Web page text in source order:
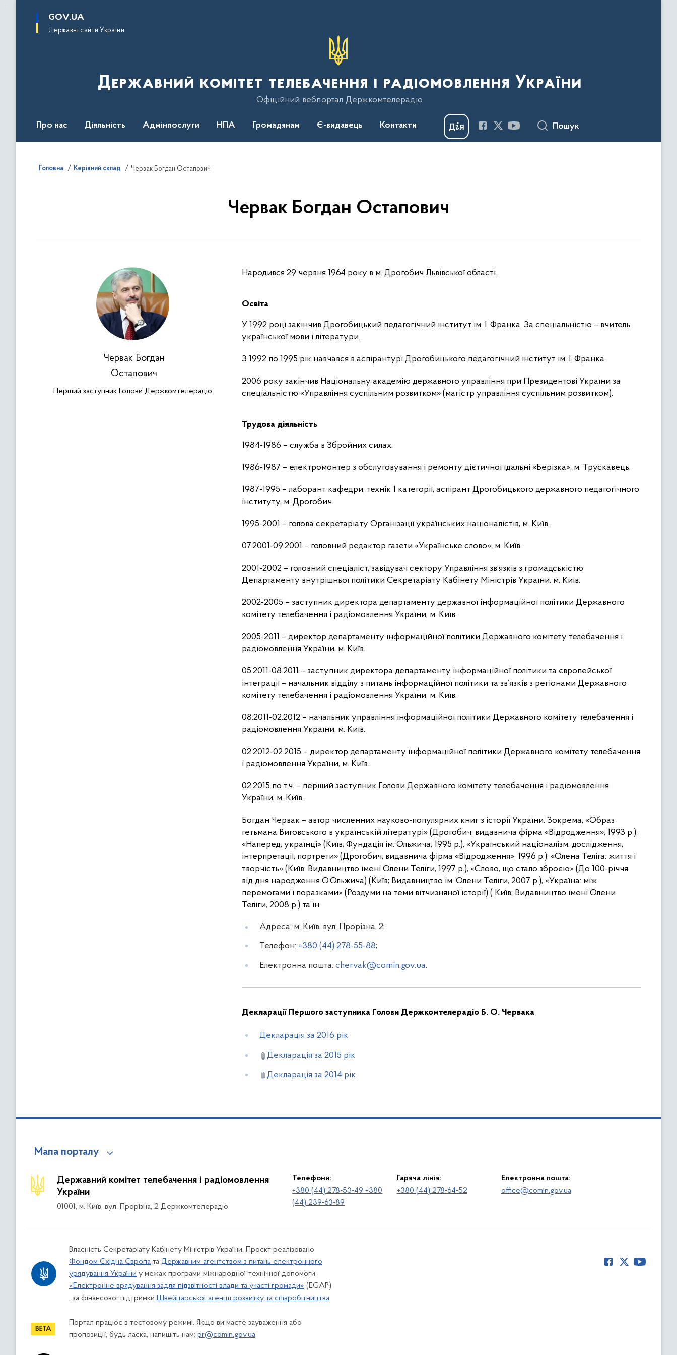
основного
GOV.UA
Державні сайти України
Державний комітет телебачення і радіомовлення України
Офіційний вебпортал Держкомтелерадіо
Про нас Діяльність Адмінпослуги НПА Громадянам Є-видавець Контакти Пошук
Головна Керівний склад Червак Богдан Остапович
Червак Богдан Остапович
Червак Богдан
Остапович
Перший заступник Голови Держкомтелерадіо
Народився 29 червня 1964 року в м. Дрогобич Львівської області.
Освіта
У 1992 році закінчив Дрогобицький педагогічний інститут ім. І. Франка. За спеціальністю – вчитель
української мови і літератури.
З 1992 по 1995 рік навчався в аспірантурі Дрогобицького педагогічний інститут ім. І. Франка.
2006 року закінчив Національну академію державного управління при Президентові України за
спеціальністю «Управління суспільним розвитком» (магістр управління суспільним розвитком).
Трудова діяльність
1984-1986 – служба в Збройних силах.
1986-1987 – електромонтер з обслуговування і ремонту дієтичної їдальні «Берізка», м. Трускавець.
1987-1995 – лаборант кафедри, технік 1 категорії, аспірант Дрогобицького державного педагогічного
інституту, м. Дрогобич.
1995-2001 – голова секретаріату Організації українських націоналістів, м. Київ.
07.2001-09.2001 – головний редактор газети «Українське слово», м. Київ.
2001-2002 – головний спеціаліст, завідувач сектору Управління зв’язків з громадськістю
Департаменту внутрішньої політики Секретаріату Кабінету Міністрів України, м. Київ.
2002-2005 – заступник директора департаменту державної інформаційної політики Державного
комітету телебачення і радіомовлення України, м. Київ.
2005-2011 – директор департаменту інформаційної політики Державного комітету телебачення і
радіомовлення України, м. Київ.
05.2011-08.2011 – заступник директора департаменту інформаційної політики та європейської
інтеграції – начальник відділу з питань інформаційної політики та зв’язків з регіонами Державного
комітету телебачення і радіомовлення України, м. Київ.
08.2011-02.2012 – начальник управління інформаційної політики Державного комітету телебачення і
радіомовлення України, м. Київ.
02.2012-02.2015 – директор департаменту інформаційної політики Державного комітету телебачення
і радіомовлення України, м. Київ.
02.2015 по т.ч. – перший заступник Голови Державного комітету телебачення і радіомовлення
України, м. Київ.
Богдан Червак – автор численних науково-популярних книг з історії України. Зокрема, «Образ
гетьмана Виговського в українській літературі» (Дрогобич, видавнича фірма «Відродження», 1993 р.),
«Наперед, українці» (Київ; Фундація ім. Ольжича, 1995 р.), «Український націоналізм: дослідження,
інтерпретації, портрети» (Дрогобич, видавнича фірма «Відродження», 1996 р.), «Олена Теліга: життя і
творчість» (Київ: Видавництво імені Олени Теліги, 1997 р.), «Слово, що стало зброєю» (До 100-річчя
від дня народження О.Ольжича) (Київ; Видавництво ім. Олени Теліги, 2007 р.), «Україна: між
перемогами і поразками» (Роздуми на теми вітчизняної історії) ( Київ; Видавництво імені Олени
Теліги, 2008 р.) та ін.
Адреса: м. Київ, вул. Прорізна, 2;
Телефон: +380 (44) 278-55-88;
Електронна пошта: chervak@comin.gov.ua.
Декларації Першого заступника Голови Держкомтелерадіо Б. О. Червака
Декларація за 2016 рік
Декларація за 2015 рік
Декларація за 2014 рік
Мапа порталу
Державний комітет телебачення і радіомовлення
України
01001, м. Київ, вул. Прорізна, 2 Держкомтелерадіо
Телефони:
+380 (44) 278-53-49 +380
(44) 239-63-89
Гаряча лінія:
+380 (44) 278-64-52
Електронна пошта:
office@comin.gov.ua
Власність Секретаріату Кабінету Міністрів України. Проєкт реалізовано
Фондом Східна Європа та Державним агентством з питань електронного
урядування України у межах програми міжнародної технічної допомоги
«Електронне врядування задля підзвітності влади та участі громади» (EGAP)
, за фінансової підтримки Швейцарської агенції розвитку та співробітництва
Портал працює в тестовому режимі. Якщо ви маєте зауваження або
пропозиції, будь ласка, напишіть нам: pr@comin.gov.ua